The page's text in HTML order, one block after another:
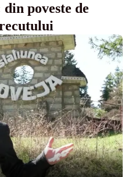
poveste de